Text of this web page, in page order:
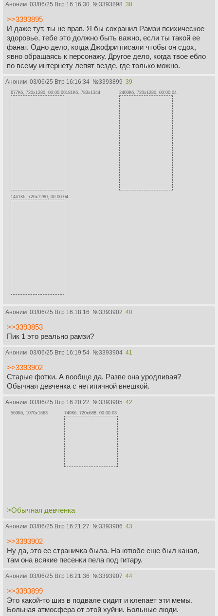
Аноним 03/06/25 Втр 16:16:30 №3393898 38
>>3393895
И даже тут, ты не прав. Я бы сохранил Рамзи психическое
здоровье, тебе это должно быть важно, если ты такой ее
фанат. Одно дело, когда Джофри писали чтобы он сдох,
явно обращаясь к персонажу. Другое дело, когда твое ебло
по всему интернету лепят везде, где только можно.
Аноним 03/06/25 Втр 16:16:34 №3393899 39
677Кб, 720x1280, 00:00:06181Кб, 783x1344 2400Кб, 720x1280, 00:00:04
1461Кб, 720x1280, 00:00:04
Аноним 03/06/25 Втр 16:18:16 №3393902 40
>>3393853
Пик 1 это реально рамзи?
Аноним 03/06/25 Втр 16:19:54 №3393904 41
>>3393902
Старые фотки. А вообще да. Разве она уродливая?
Обычная девченка с нетипичной внешкой.
Аноним 03/06/25 Втр 16:20:22 №3393905 42
569Кб, 1070x1663 749Кб, 720x688, 00:00:03
>Обычная девченка
Аноним 03/06/25 Втр 16:21:27 №3393906 43
>>3393902
Ну да, это ее страничка была. На ютюбе еще был канал,
там она всякие песенки пела под гитару.
Аноним 03/06/25 Втр 16:21:36 №3393907 44
>>3393899
Это какой-то шиз в подвале сидит и клепает эти мемы.
Больная атмосфера от этой хуйни. Больные люди.